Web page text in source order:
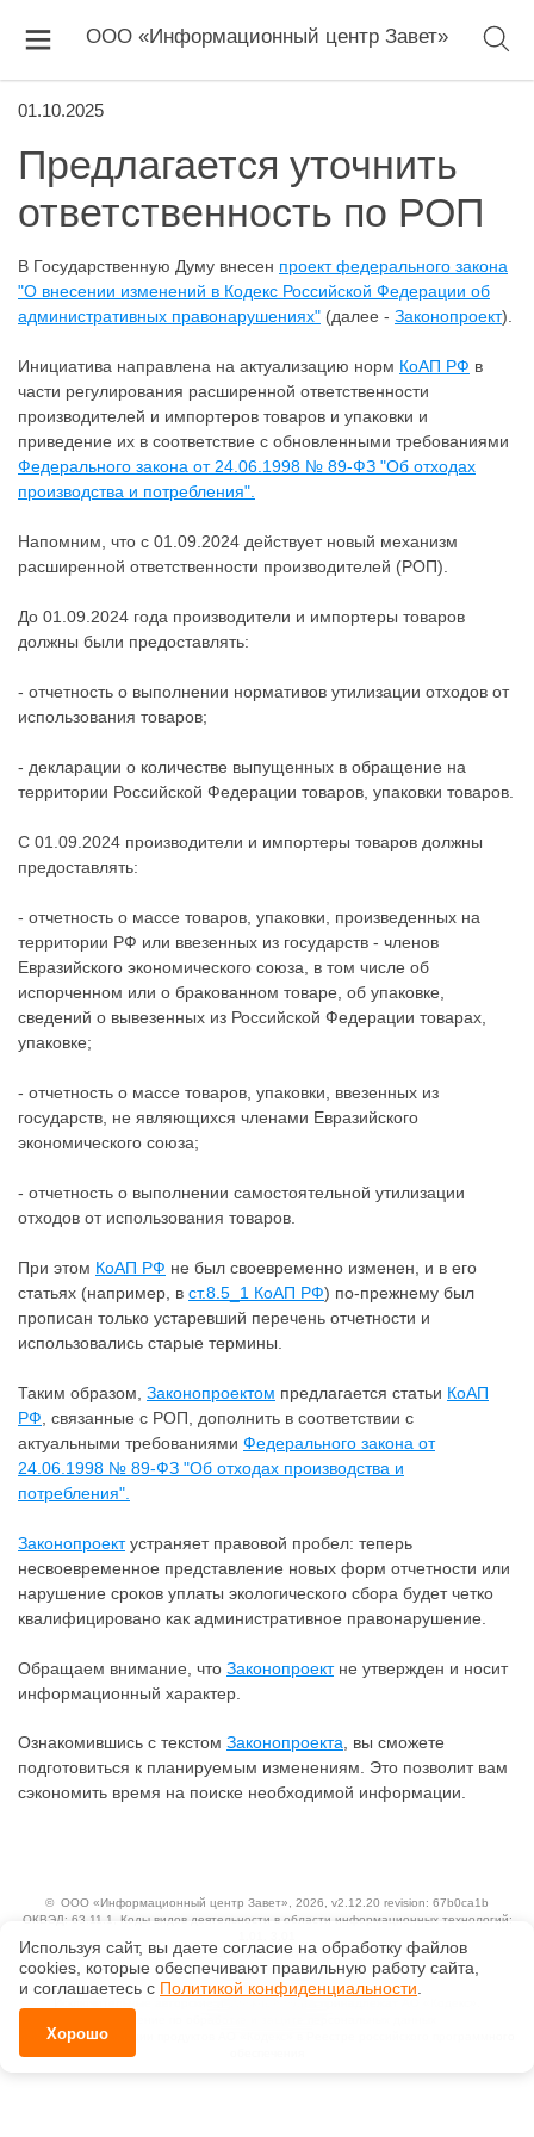
ООО «Информационный центр Завет»
01.10.2025
Предлагается уточнить
ответственность по РОП
В Государственную Думу внесен проект федерального закона
"О внесении изменений в Кодекс Российской Федерации об
административных правонарушениях" (далее - Законопроект).
Инициатива направлена на актуализацию норм КоАП РФ в
части регулирования расширенной ответственности
производителей и импортеров товаров и упаковки и
приведение их в соответствие с обновленными требованиями
Федерального закона от 24.06.1998 № 89-ФЗ "Об отходах
производства и потребления".
Напомним, что с 01.09.2024 действует новый механизм
расширенной ответственности производителей (РОП).
До 01.09.2024 года производители и импортеры товаров
должны были предоставлять:
- отчетность о выполнении нормативов утилизации отходов от
использования товаров;
- декларации о количестве выпущенных в обращение на
территории Российской Федерации товаров, упаковки товаров.
С 01.09.2024 производители и импортеры товаров должны
предоставлять:
- отчетность о массе товаров, упаковки, произведенных на
территории РФ или ввезенных из государств - членов
Евразийского экономического союза, в том числе об
испорченном или о бракованном товаре, об упаковке,
сведений о вывезенных из Российской Федерации товарах,
упаковке;
- отчетность о массе товаров, упаковки, ввезенных из
государств, не являющихся членами Евразийского
экономического союза;
- отчетность о выполнении самостоятельной утилизации
отходов от использования товаров.
При этом КоАП РФ не был своевременно изменен, и в его
статьях (например, в ст.8.5_1 КоАП РФ) по-прежнему был
прописан только устаревший перечень отчетности и
использовались старые термины.
Таким образом, Законопроектом предлагается статьи КоАП
РФ , связанные с РОП, дополнить в соответствии с
актуальными требованиями Федерального закона от
24.06.1998 № 89-ФЗ "Об отходах производства и
потребления".
Законопроектустраняет правовой пробел: теперь
несвоевременное представление новых форм отчетности или
нарушение сроков уплаты экологического сбора будет четко
квалифицировано как административное правонарушение.
Обращаем внимание, что Законопроектне утвержден и носит
информационный характер.
Ознакомившись с текстом Законопроекта , вы сможете
подготовиться к планируемым изменениям. Это позволит вам
сэкономить время на поиске необходимой информации.
© ООО «Информационный центр Завет» , 2026, v2.12.20 revision: 67b0ca1b
ОКВЭД: 63.11.1, Коды видов деятельности в области информационных технологий:
Ценовая политика
Технологии
Справка о регистрации продуктов АО «Кодекс» в Реестре российского программного
Используя сайт, вы даете согласие на обработку файлов
сооkiеs, которые обеспечивают правильную работу сайта,
и соглашаетесь с Политикой конфиденциальности
Хорошо